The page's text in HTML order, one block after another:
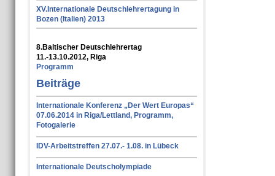
XV.Internationale Deutschlehrertagung in
Bozen (Italien) 2013
8.Baltischer Deutschlehrertag
11.-13.10.2012, Riga
Programm
Beiträge
Internationale Konferenz „Der Wert Europas“
07.06.2014 in Riga/Lettland, Programm,
Fotogalerie
IDV-Arbeitstreffen 27.07.- 1.08. in Lübeck
Internationale Deutscholympiade